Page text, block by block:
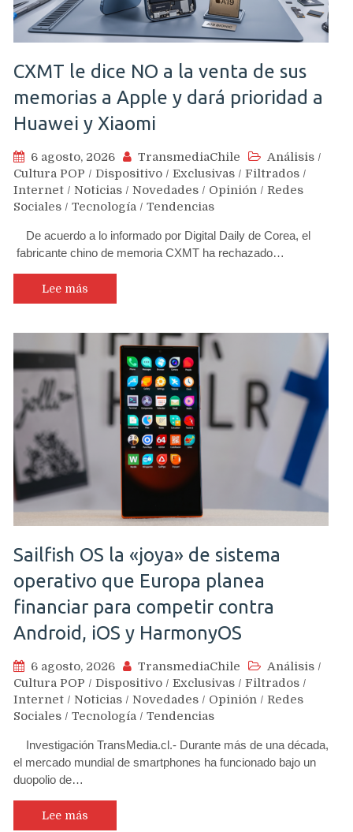
CXMT le dice NO a la venta de sus
memorias a Apple y dará prioridad a
Huawei y Xiaomi
6 agosto, 2026 TransmediaChile Análisis /
Cultura POP / Dispositivo / Exclusivas / Filtrados /
Internet / Noticias / Novedades / Opinión / Redes
Sociales / Tecnología / Tendencias
De acuerdo a lo informado por Digital Daily de Corea, el
fabricante chino de memoria CXMT ha rechazado…
Lee más
Sailfish OS la «joya» de sistema
operativo que Europa planea
financiar para competir contra
Android, iOS y HarmonyOS
6 agosto, 2026 TransmediaChile Análisis /
Cultura POP / Dispositivo / Exclusivas / Filtrados /
Internet / Noticias / Novedades / Opinión / Redes
Sociales / Tecnología / Tendencias
Investigación TransMedia.cl.- Durante más de una década,
el mercado mundial de smartphones ha funcionado bajo un
duopolio de…
Lee más